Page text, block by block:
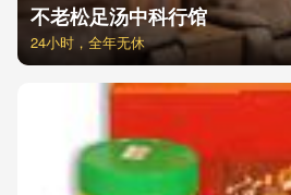
不老松足汤中科行馆
24小时，全年无休